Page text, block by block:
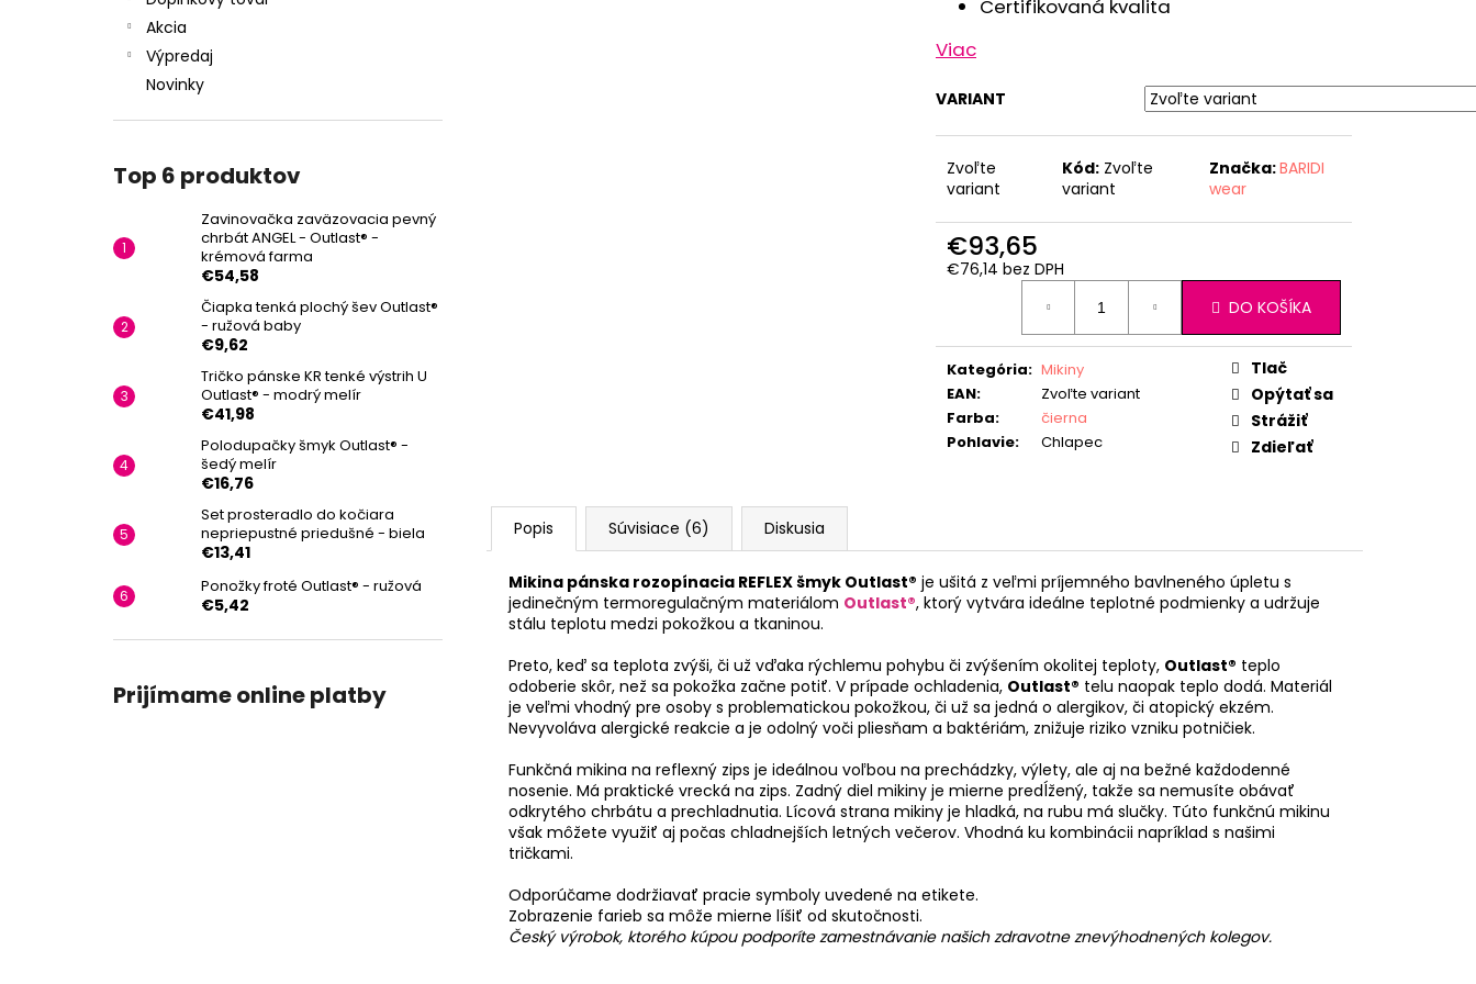
Akcia
Výpredaj
Novinky
Top 6 produktov
Zavinovačka zaväzovacia pevný
chrbát ANGEL - Outlast® -
krémová farma
€54,58
Čiapka tenká plochý šev Outlast®
- ružová baby
€9,62
Tričko pánske KR tenké výstrih U
Outlast® - modrý melír
€41,98
Polodupačky šmyk Outlast® -
šedý melír
€16,76
Set prosteradlo do kočiara
nepriepustné priedušné - biela
€13,41
Ponožky froté Outlast® - ružová
€5,42
Prijímame online platby
Certifikovaná kvalita
Viac
VARIANT
Zvoľte
variant
Kód: Zvoľte
variant
Značka:BARIDI
wear
€93,65
€76,14 bez DPH
DO KOŠÍKA
Kategória: Mikiny
EAN:
Zvoľte variant
Farba:
čierna
Pohlavie: Chlapec
Tlač
Opýtať sa
Strážiť
Zdieľať
Popis Súvisiace (6) Diskusia
Mikina pánska rozopínacia REFLEX šmyk Outlast® je ušitá z veľmi príjemného bavlneného úpletu s
jedinečným termoregulačným materiálom Outlast®, ktorý vytvára ideálne teplotné podmienky a udržuje
stálu teplotu medzi pokožkou a tkaninou.
Preto, keď sa teplota zvýši, či už vďaka rýchlemu pohybu či zvýšením okolitej teploty, Outlast® teplo
odoberie skôr, než sa pokožka začne potiť. V prípade ochladenia, Outlast® telu naopak teplo dodá. Materiál
je veľmi vhodný pre osoby s problematickou pokožkou, či už sa jedná o alergikov, či atopický ekzém.
Nevyvoláva alergické reakcie a je odolný voči pliesňam a baktériám, znižuje riziko vzniku potničiek.
Funkčná mikina na reflexný zips je ideálnou voľbou na prechádzky, výlety, ale aj na bežné každodenné
nosenie. Má praktické vrecká na zips. Zadný diel mikiny je mierne predĺžený, takže sa nemusíte obávať
odkrytého chrbátu a prechladnutia. Lícová strana mikiny je hladká, na rubu má slučky. Túto funkčnú mikinu
však môžete využiť aj počas chladnejších letných večerov. Vhodná ku kombinácii napríklad s našimi
tričkami.
Odporúčame dodržiavať pracie symboly uvedené na etikete.
Zobrazenie farieb sa môže mierne líšiť od skutočnosti.
Český výrobok, ktorého kúpou podporíte zamestnávanie našich zdravotne znevýhodnených kolegov.